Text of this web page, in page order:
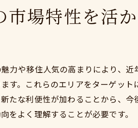
市場価格を理解するための
査定が示す市場価格の読
査定結果をもとにしたマ
売却成功のための価格交
場特性を活
力や移住人気の高まりにより、
す。これらのエリアをターゲッ
たな利便性が加わることから、
をよく理解することが必要です。